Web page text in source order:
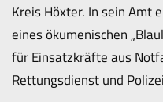
Kreis Höxter. In sein Amt
eines ökumenischen
für Einsatzkräfte aus
Rettungsdienst und